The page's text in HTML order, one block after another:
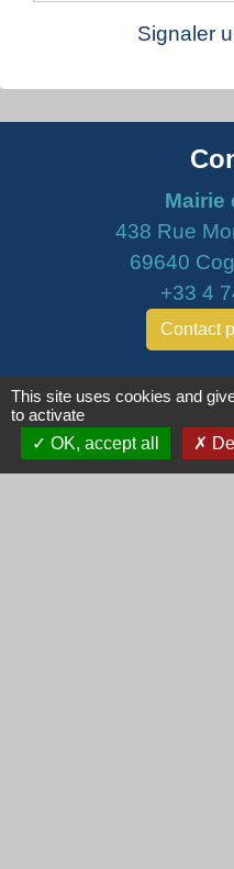
Signaler
Mairie
438 Rue
69640
+33 4
Contact
Lundi :
Mardi :
This site uses cookies and
to activate
OK, accept all